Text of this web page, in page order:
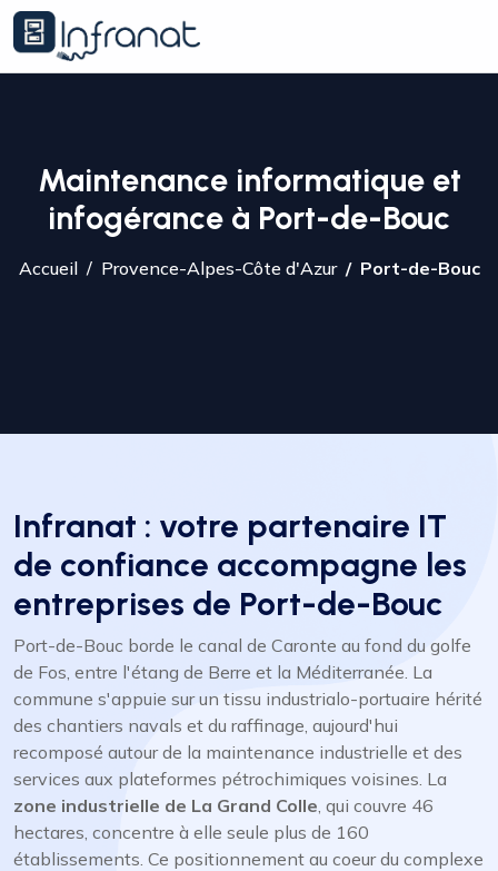
Maintenance informatique et
infogérance à Port-de-Bouc
Accueil Provence-Alpes-Côte d'Azur Port-de-Bouc
Infranat : votre partenaire IT
de confiance accompagne les
entreprises de Port-de-Bouc
Port-de-Bouc borde le canal de Caronte au fond du golfe
de Fos, entre l'étang de Berre et la Méditerranée. La
commune s'appuie sur un tissu industrialo-portuaire hérité
des chantiers navals et du raffinage, aujourd'hui
recomposé autour de la maintenance industrielle et des
services aux plateformes pétrochimiques voisines. La
zone industrielle de La Grand Colle, qui couvre 46
hectares, concentre à elle seule plus de 160
établissements. Ce positionnement au coeur du complexe